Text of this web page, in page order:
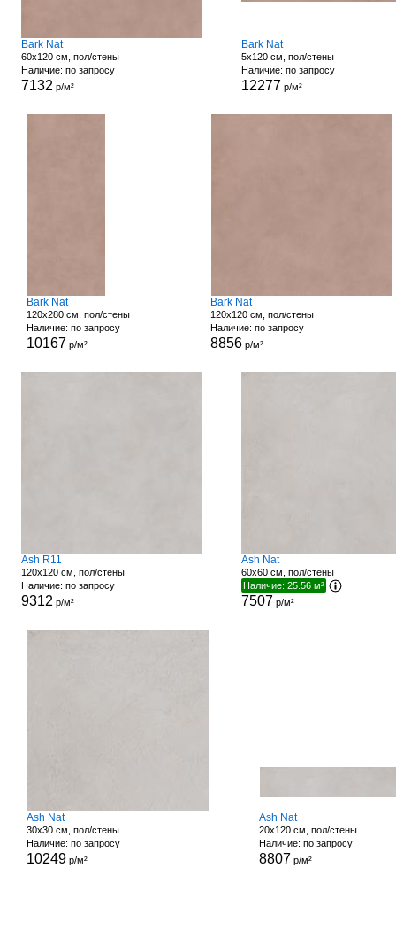
Bark Nat
60x120 см, пол/стены
Наличие: по запросу
7132 р/м²
Bark Nat
5x120 см, пол/стены
Наличие: по запросу
12277 р/м²
Bark Nat
120x280 см, пол/стены
Наличие: по запросу
10167 р/м²
Bark Nat
120x120 см, пол/стены
Наличие: по запросу
8856 р/м²
Ash R11
120x120 см, пол/стены
Наличие: по запросу
9312 р/м²
Ash Nat
60x60 см, пол/стены
Наличие: 25.56 м²
7507 р/м²
Ash Nat
30x30 см, пол/стены
Наличие: по запросу
10249 р/м²
Ash Nat
20x120 см, пол/стены
Наличие: по запросу
8807 р/м²